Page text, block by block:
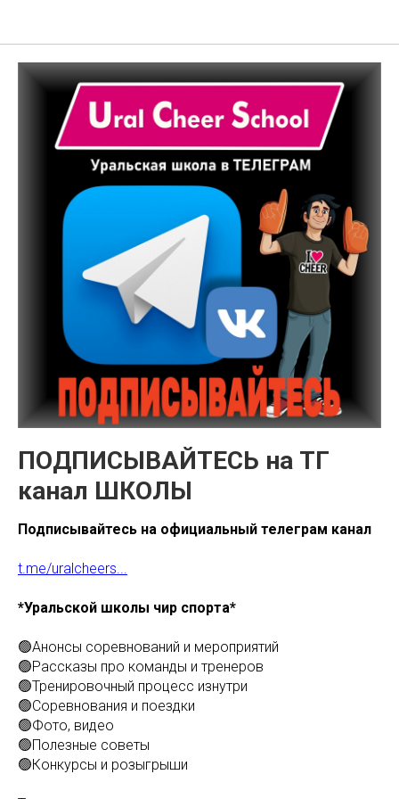
ПОДПИСЫВАЙТЕСЬ на ТГ
канал ШКОЛЫ
Подписывайтесь на официальный телеграм канал
t.me/uralcheers...
*Уральской школы чир спорта*
🟢Анонсы соревнований и мероприятий
🟢Рассказы про команды и тренеров
🟢Тренировочный процесс изнутри
🟢Соревнования и поездки
🟢Фото, видео
🟢Полезные советы
🟢Конкурсы и розыгрыши